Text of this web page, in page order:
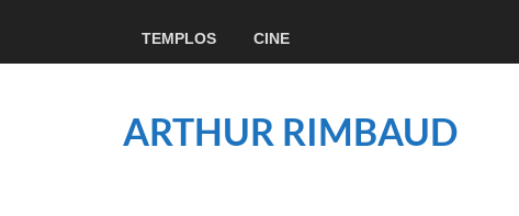
TEMPLOS CINE
ARTHUR RIMBAUD